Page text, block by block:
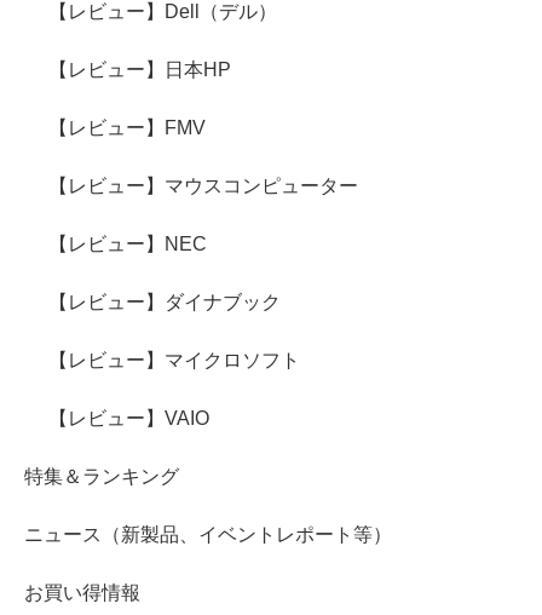
【レビュー】Dell（デル）
【レビュー】日本HP
【レビュー】FMV
【レビュー】マウスコンピューター
【レビュー】NEC
【レビュー】ダイナブック
【レビュー】マイクロソフト
【レビュー】VAIO
特集＆ランキング
ニュース（新製品、イベントレポート等）
お買い得情報